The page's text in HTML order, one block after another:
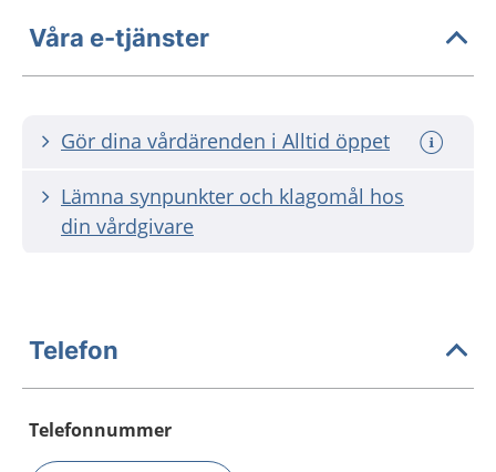
Våra e-tjänster
Gör dina vårdärenden i Alltid öppet
Lämna synpunkter och klagomål hos
din vårdgivare
Telefon
Telefonnummer